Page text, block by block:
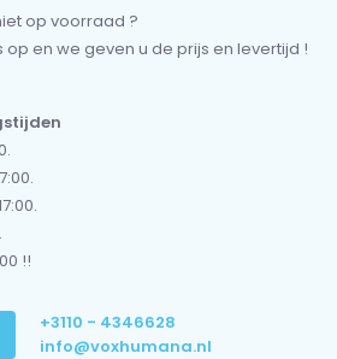
op voorraad ?
en we geven u de prijs en levertijd !
!!
+3110 - 4346628
info@voxhumana.nl